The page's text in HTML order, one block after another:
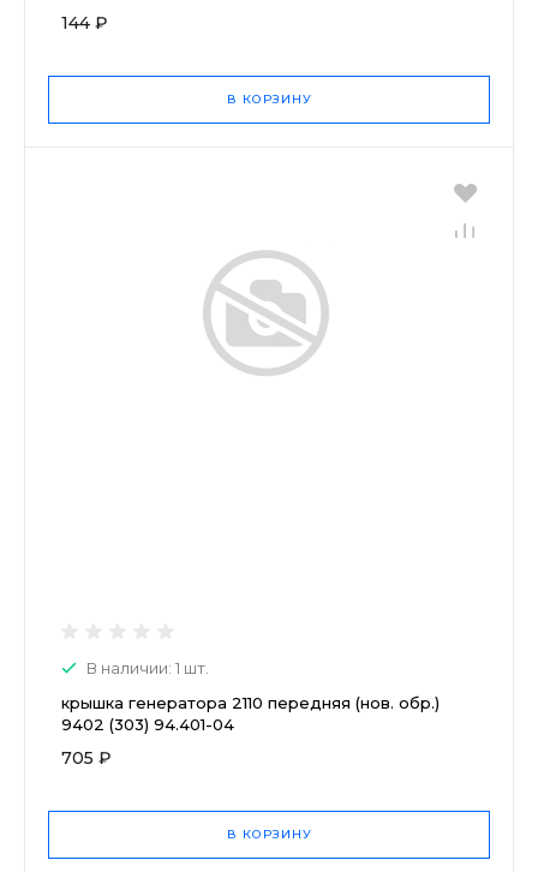
144 ₽
В КОРЗИНУ
В наличии: 1 шт.
крышка генератора 2110 передняя (нов. обр.)
9402 (303) 94.401-04
705 ₽
В КОРЗИНУ